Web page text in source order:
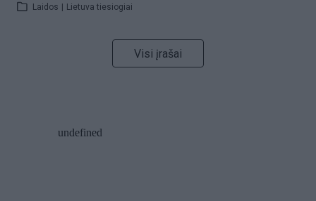
Laidos Lietuva tiesiogiai
Visi įrašai